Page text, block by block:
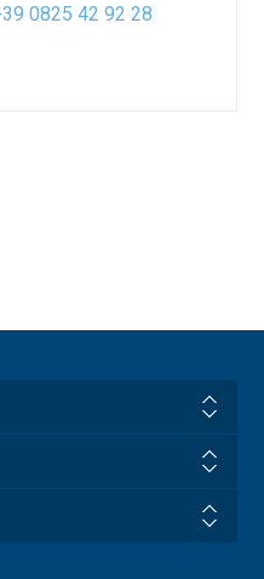
0825 42 92 28